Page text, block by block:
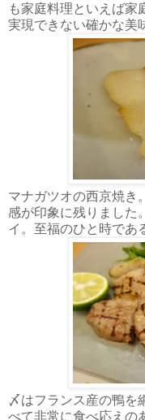
も家庭料理といえば家
実現できない確かな美
マナガツオの西京焼き
感が印象に残りました
イ。至福のひと時であ
〆はフランス産の鴨を
べて非常に食べ応えの